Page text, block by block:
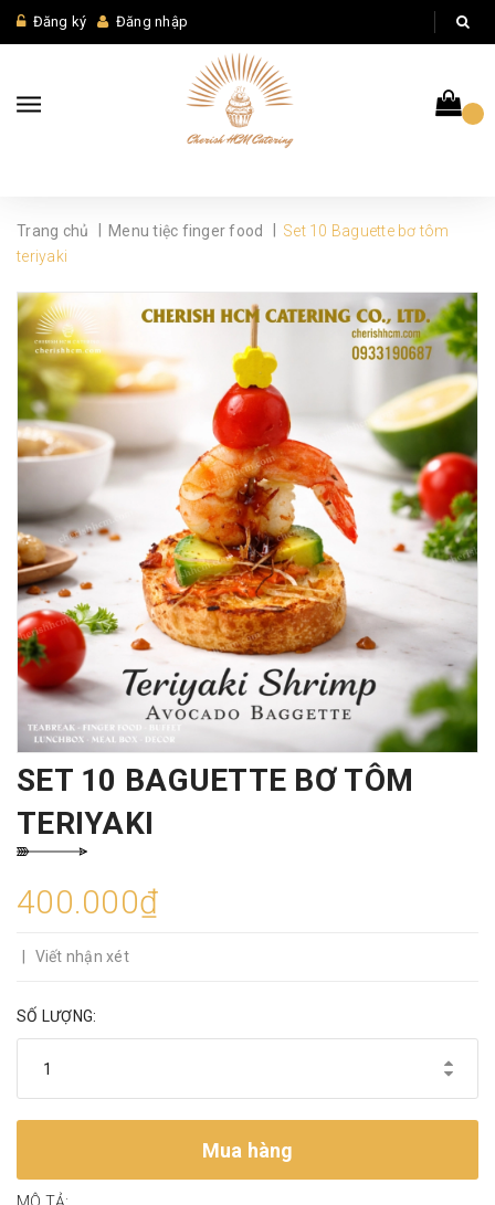
Đăng ký Đăng nhập
Trang chủ Menu tiệc finger food
Set 10 Baguette bơ tôm
teriyaki
SET 10 BAGUETTE BƠ TÔM
TERIYAKI
400.000₫
Viết nhận xét
SỐ LƯỢNG:
Mua hàng